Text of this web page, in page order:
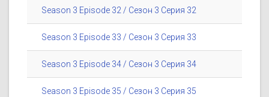
Season 3 Episode 32 / Сезон 3 Серия 32
Season 3 Episode 33 / Сезон 3 Серия 33
Season 3 Episode 34 / Сезон 3 Серия 34
Season 3 Episode 35 / Сезон 3 Серия 35